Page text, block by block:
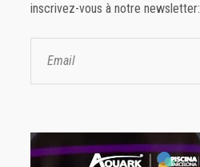
inscrivez-vous à notre newsletter: